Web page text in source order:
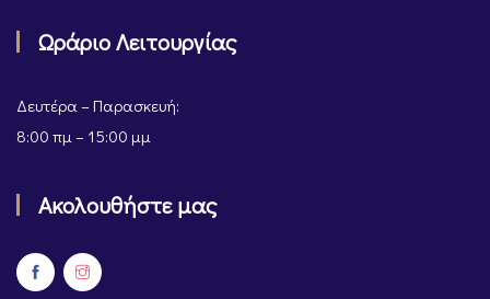
Ωράριο Λειτουργίας
Δευτέρα – Παρασκευή:
8:00 πμ – 15:00 μμ
Ακολουθήστε μας